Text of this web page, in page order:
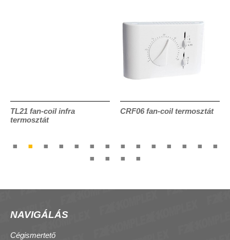
TL21 fan-coil infra
termosztát
CRF06 fan-coil termosztát
NAVIGÁLÁS
Cégismertető